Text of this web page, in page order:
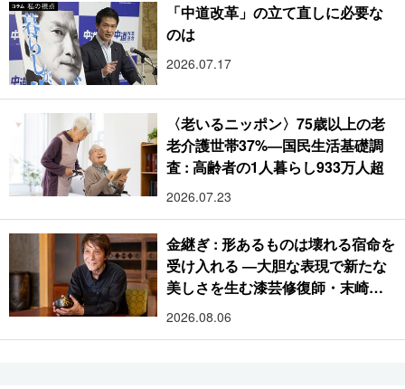
「中道改革」の立て直しに必要な
のは
2026.07.17
〈老いるニッポン〉75歳以上の老
老介護世帯37%―国民生活基礎調
査 : 高齢者の1人暮らし933万人超
2026.07.23
金継ぎ : 形あるものは壊れる宿命を
受け入れる ―大胆な表現で新たな
美しさを生む漆芸修復師・末崎広
樹
2026.08.06